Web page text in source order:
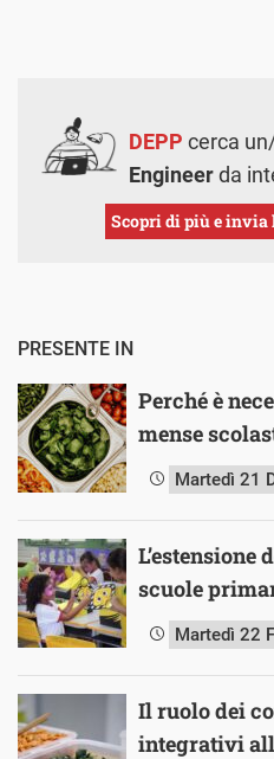
DEPP cerca
Engineerda
Scopri di più e invia
PRESENTE IN
Perché è
mense
Martedì 21
L’estensione
scuole
Martedì 22
Il ruolo dei
integrativi